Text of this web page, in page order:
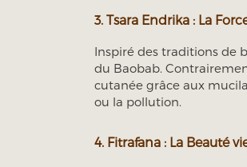
3. Tsara Endrika : La
Inspiré des traditions de
du Baobab.
cutanée grâce aux
ou la pollution.
4. Fitrafana : La Beauté